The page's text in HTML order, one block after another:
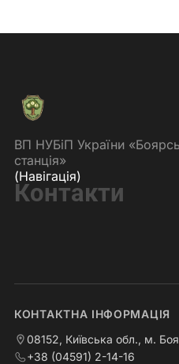
ВП НУБіП України
станція»
(Навігація)
Контакти
КОНТАКТНА ІНФОРМАЦІЯ
08152, Київська обл., м.
+38 (04591) 2-14-16